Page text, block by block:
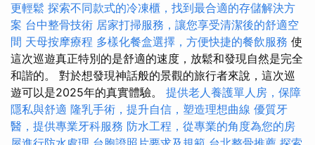
更輕鬆 探索不同款式的冷凍櫃，找到最合適的存儲解決方
案 台中整骨技術 居家打掃服務，讓您享受清潔後的舒適空
間 天母按摩療程 多樣化餐盒選擇，方便快捷的餐飲服務 使
這次巡遊真正特別的是舒適的速度，放鬆和發現自然是完全
和諧的。 對於想發現神話般的景觀的旅行者來說，這次巡
遊可以是2025年的真實體驗。 提供老人養護單人房，保障
隱私與舒適 隆乳手術，提升自信，塑造理想曲線 優質牙
醫，提供專業牙科服務 防水工程，從專業的角度為您的房